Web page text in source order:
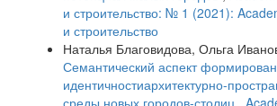
и строительство: № 1 (2021):
и строительство
Наталья Благовидова, Ольга
Семантический аспект
идентичностиархитектурно-
среды новых городов-столиц